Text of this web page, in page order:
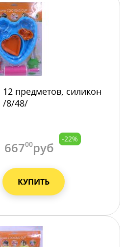
предметов, силикон
/8/48/
66700руб
-22%
КУПИТЬ